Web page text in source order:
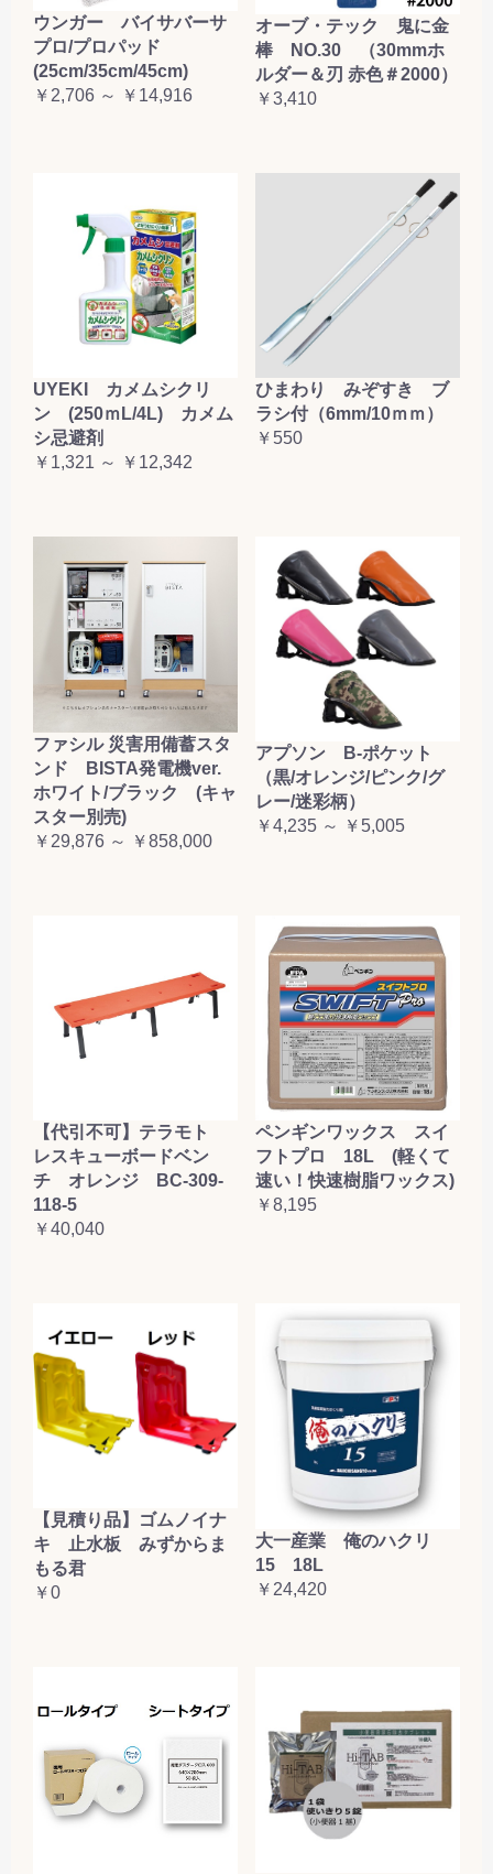
お買い物を続ける カートへ進む
ウンガー バイサバーサ
プロ/プロパッド
(25cm/35cm/45cm)
￥2,706 ～ ￥14,916
オーブ・テック 鬼に金
棒 NO.30 （30mmホ
ルダー＆刃 赤色＃2000）
￥3,410
UYEKI カメムシクリ
ン (250ｍL/4L) カメム
シ忌避剤
￥1,321 ～ ￥12,342
ひまわり みぞすき ブ
ラシ付（6mm/10ｍｍ）
￥550
ファシル 災害用備蓄スタ
ンド BISTA発電機ver.
ホワイト/ブラック (キャ
スター別売)
￥29,876 ～ ￥858,000
アプソン B-ポケット
（黒/オレンジ/ピンク/グ
レー/迷彩柄）
￥4,235 ～ ￥5,005
【代引不可】テラモト
レスキューボードベン
チ オレンジ BC-309-
118-5
￥40,040
ペンギンワックス スイ
フトプロ 18L (軽くて
速い！快速樹脂ワックス)
￥8,195
【見積り品】ゴムノイナ
キ 止水板 みずからま
もる君
￥0
大一産業 俺のハクリ
15 18L
￥24,420